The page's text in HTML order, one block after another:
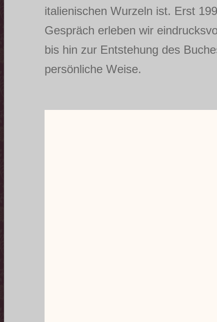
italienischen Wurzeln ist. Erst
Gespräch erleben wir
bis hin zur Entstehung des
persönliche Weise.